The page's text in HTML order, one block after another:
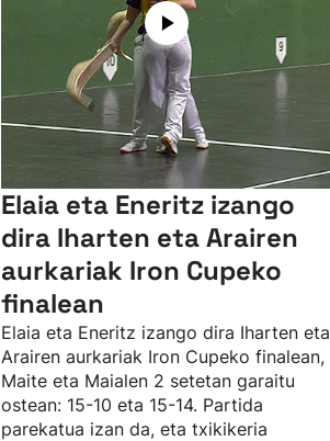
Elaia eta Eneritz izango
dira Iharten eta Arairen
aurkariak Iron Cupeko
finalean
Elaia eta Eneritz izango dira Iharten eta
Arairen aurkariak Iron Cupeko finalean,
Maite eta Maialen 2 setetan garaitu
ostean: 15-10 eta 15-14. Partida
parekatua izan da, eta txikikeria